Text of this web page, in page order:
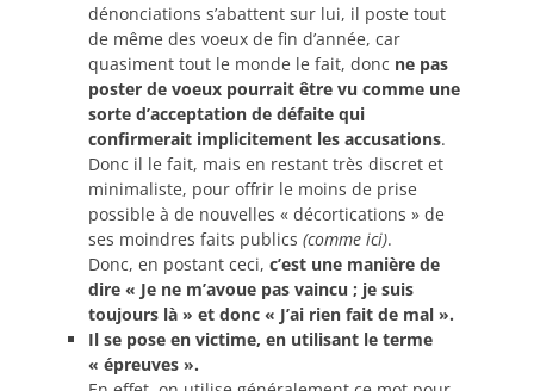
dénonciations s’abattent sur lui, il poste tout
de même des voeux de fin d’année, car
quasiment tout le monde le fait, donc ne pas
poster de voeux pourrait être vu comme une
sorte d’acceptation de défaite qui
confirmerait implicitement les accusations.
Donc il le fait, mais en restant très discret et
minimaliste, pour offrir le moins de prise
possible à de nouvelles « décortications » de
ses moindres faits publics (comme ici).
Donc, en postant ceci, c’est une manière de
dire « Je ne m’avoue pas vaincu ; je suis
toujours là » et donc « J’ai rien fait de mal ».
Il se pose en victime, en utilisant le terme
« épreuves ».